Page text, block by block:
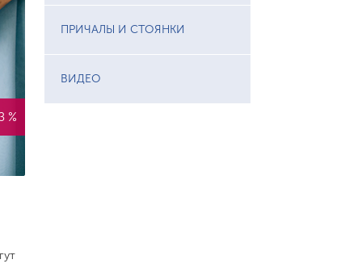
%
ПРИЧАЛЫ И СТОЯНКИ
ВИДЕО